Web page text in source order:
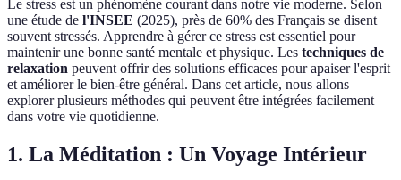
Le stress est un phénomène courant dans notre vie moderne. Selon
une étude de l'INSEE (2025), près de 60% des Français se disent
souvent stressés. Apprendre à gérer ce stress est essentiel pour
maintenir une bonne santé mentale et physique. Les techniques de
relaxation peuvent offrir des solutions efficaces pour apaiser l'esprit
et améliorer le bien-être général. Dans cet article, nous allons
explorer plusieurs méthodes qui peuvent être intégrées facilement
dans votre vie quotidienne.
1. La Méditation : Un Voyage Intérieur